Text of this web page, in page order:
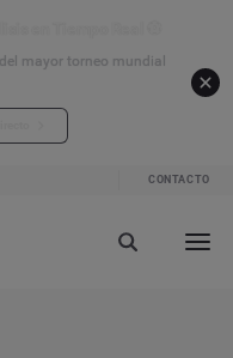
mayor torneo mundial
CONTACTO